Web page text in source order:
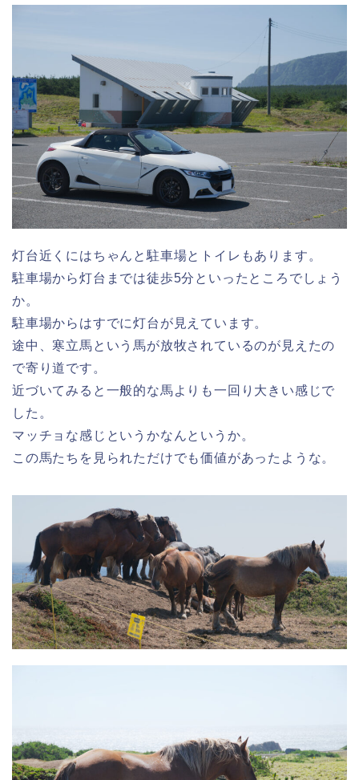
灯台近くにはちゃんと駐車場とトイレもあります。
駐車場から灯台までは徒歩5分といったところでしょう
か。
駐車場からはすでに灯台が見えています。
途中、寒立馬という馬が放牧されているのが見えたの
で寄り道です。
近づいてみると一般的な馬よりも一回り大きい感じで
した。
マッチョな感じというかなんというか。
この馬たちを見られただけでも価値があったような。